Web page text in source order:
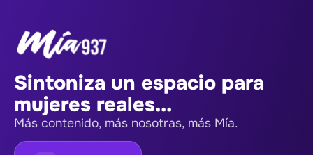
Sintoniza un espacio para
mujeres reales...
Más contenido, más nosotras, más Mía.